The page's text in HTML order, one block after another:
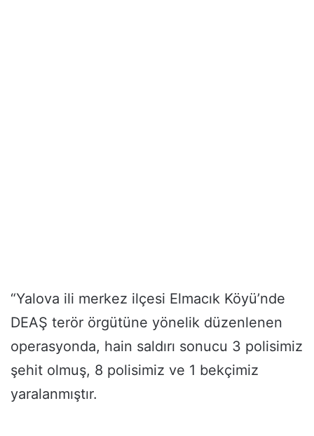
“Yalova ili merkez ilçesi Elmacık Köyü’nde
DEAŞ terör örgütüne yönelik düzenlenen
operasyonda, hain saldırı sonucu 3 polisimiz
şehit olmuş, 8 polisimiz ve 1 bekçimiz
yaralanmıştır.